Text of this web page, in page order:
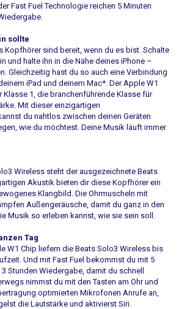
Fast Fuel Technologie reichen 5 Minuten
sollte
Kopfhörer sind bereit, wenn du es bist. Schalte
und halte ihn in die Nähe deines iPhone –
Gleichzeitig hast du so auch eine Verbindung
iPad und deinem Mac*. Der Apple W1
Klasse 1, die branchenführende Klasse für
Mit dieser einzigartigen
du nahtlos zwischen deinen Geräten
wie du möchtest. Deine Musik läuft immer
Wireless steht der ausgezeichnete Beats
Akustik bieten dir diese Kopfhörer ein
Klangbild. Die Ohrmuscheln mit
Außengeräusche, damit du ganz in den
Musik so erleben kannst, wie sie sein soll.
Tag
W1 Chip liefern die Beats Solo3 Wireless bis
Und mit Fast Fuel bekommst du mit 5
Stunden Wiedergabe, damit du schnell
nimmst du mit den Tasten am Ohr und
optimierten Mikrofonen Anrufe an,
die Lautstärke und aktivierst Siri.